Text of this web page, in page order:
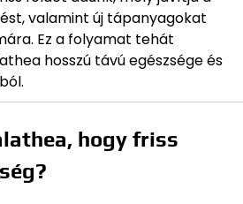
valamint új tápanyagokat
Ez a folyamat tehát
hosszú távú egészsége és
hogy friss